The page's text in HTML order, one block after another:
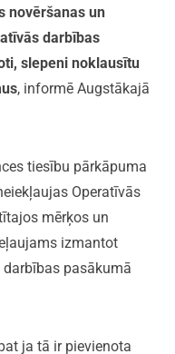
novēršanas un
darbības
slepeni noklausītu
, informē Augstākajā
tiesību pārkāpuma
Operatīvās
mērķos un
izmantot
pasākumā
ja tā ir pievienota